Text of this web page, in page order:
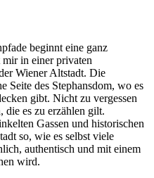
beginnt eine ganz
mir in einer privaten
Wiener Altstadt. Die
Seite des Stephansdom, wo es
gibt. Nicht zu vergessen
die es zu erzählen gilt.
Gassen und historischen
so, wie es selbst viele
authentisch und mit einem
wird.